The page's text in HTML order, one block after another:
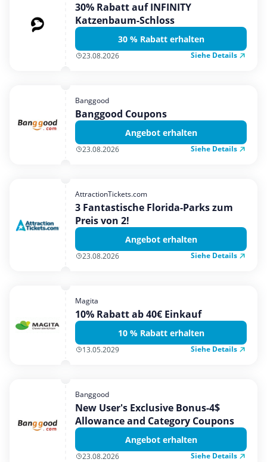
30% Rabatt auf INFINITY
Katzenbaum-Schloss
30 % Rabatt erhalten
23.08.2026 Siehe Details
Banggood
Banggood Coupons
Angebot erhalten
23.08.2026 Siehe Details
AttractionTickets.com
3 Fantastische Florida-Parks zum
Preis von 2!
Angebot erhalten
23.08.2026 Siehe Details
Magita
10% Rabatt ab 40€ Einkauf
10 % Rabatt erhalten
13.05.2029 Siehe Details
Banggood
New User's Exclusive Bonus-4$
Allowance and Category Coupons
Angebot erhalten
23.08.2026 Siehe Details